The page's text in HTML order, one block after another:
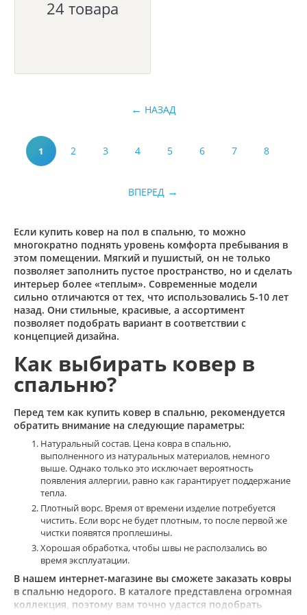
1.5x3.3
1.5x6.0
1.64x2.3
1.6x2.4
1.6x2.9
1.6x3.0
1.6x3.4
1.6x3.8
1.7x2.3
1.7x3.0
1.85x2.0
1.8x2.0
1.8x2.5
1.8x2.55
1.8x2.6
1.8x2.8
1.8x3.0
1.8x3.5
1.8x3.6
1.8x3.65
1.8x4.25
1.95x1.95
24 товара
НАЗАД
1 2 3 4 5 6 7 8
ВПЕРЕД
Если купить ковер на пол в спальню, то можно
многократно поднять уровень комфорта пребывания в
этом помещении. Мягкий и пушистый, он не только
позволяет заполнить пустое пространство, но и сделать
интерьер более «теплым». Современные модели
сильно отличаются от тех, что использовались 5-10 лет
назад. Они стильные, красивые, а ассортимент
позволяет подобрать вариант в соответствии с
концепцией дизайна.
Как выбирать ковер в
спальню?
Перед тем как купить ковер в спальню, рекомендуется
обратить внимание на следующие параметры:
Натуральный состав. Цена ковра в спальню,
выполненного из натуральных материалов, немного
выше. Однако только это исключает вероятность
появления аллергии, равно как гарантирует поддержание
тепла.
Плотный ворс. Время от времени изделие потребуется
чистить. Если ворс не будет плотным, то после первой же
чистки появятся проплешины.
Хорошая обработка, чтобы швы не расползались во
время эксплуатации.
В нашем интернет-магазине вы сможете заказать ковры
в спальню недорого. В каталоге представлена огромная
коллекция, поэтому вам точно удастся подобрать